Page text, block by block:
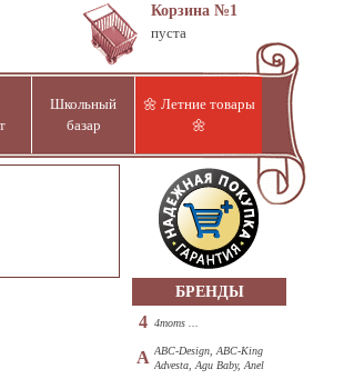
Корзина №1
пуста
Школьный
базар
🌼 Летние товары
🌼
БРЕНДЫ
4 4moms ...
A ABC-Design, ABC-King
Advesta, Agu Baby, Anel